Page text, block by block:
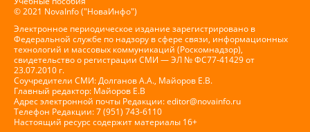
© 2021 NovaInfo ("НоваИнфо")
Электронное периодическое издание зарегистрировано в
Федеральной службе по надзору в сфере связи, информационных
технологий и массовых коммуникаций (Роскомнадзор),
свидетельство о регистрации СМИ — ЭЛ № ФС77-41429 от
23.07.2010 г.
Соучредители СМИ: Долганов А.А., Майоров Е.В.
Главный редактор: Майоров Е.В
Адрес электронной почты Редакции:editor@novainfo.ru
Телефон Редакции: 7 (951) 743-6110
Настоящий ресурс содержит материалы 16+